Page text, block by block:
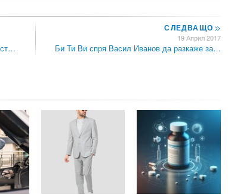
СЛЕДВАЩО>>
19 Април 2017
Би Ти Ви спря Васил Иванов да разкаже за…